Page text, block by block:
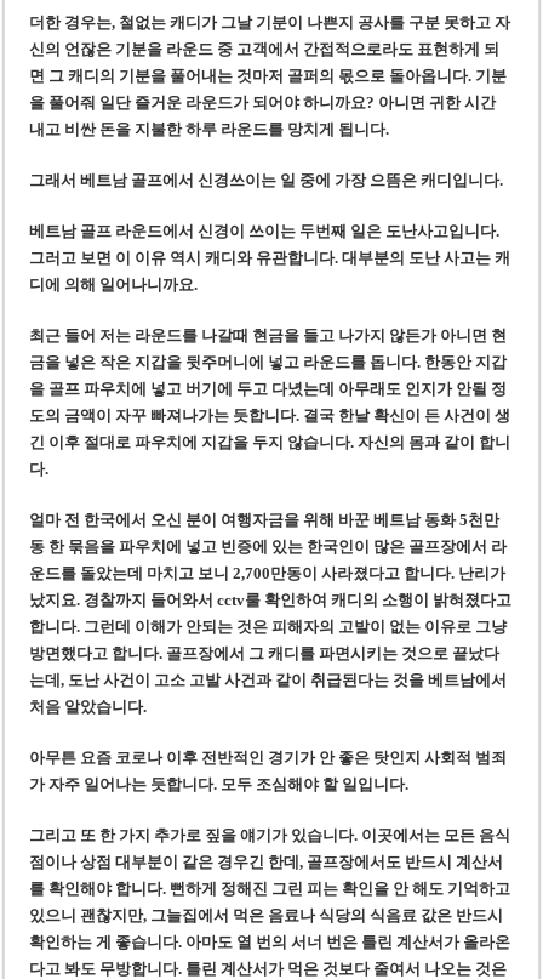
더한 경우는, 철없는 캐디가 그날 기분이 나쁜지 공사를 구분 못하고 자
신의 언잖은 기분을 라운드 중 고객에서 간접적으로라도 표현하게 되
면 그 캐디의 기분을 풀어내는 것마저 골퍼의 몫으로 돌아옵니다. 기분
을 풀어줘 일단 즐거운 라운드가 되어야 하니까요? 아니면 귀한 시간
내고 비싼 돈을 지불한 하루 라운드를 망치게 됩니다.
그래서 베트남 골프에서 신경쓰이는 일 중에 가장 으뜸은 캐디입니다.
베트남 골프 라운드에서 신경이 쓰이는 두번째 일은 도난사고입니다.
그러고 보면 이 이유 역시 캐디와 유관합니다. 대부분의 도난 사고는 캐
디에 의해 일어나니까요.
최근 들어 저는 라운드를 나갈때 현금을 들고 나가지 않든가 아니면 현
금을 넣은 작은 지갑을 뒷주머니에 넣고 라운드를 돕니다. 한동안 지갑
을 골프 파우치에 넣고 버기에 두고 다녔는데 아무래도 인지가 안될 정
도의 금액이 자꾸 빠져나가는 듯합니다. 결국 한날 확신이 든 사건이 생
긴 이후 절대로 파우치에 지갑을 두지 않습니다. 자신의 몸과 같이 합니
다.
얼마 전 한국에서 오신 분이 여행자금을 위해 바꾼 베트남 동화 5천만
동 한 묶음을 파우치에 넣고 빈증에 있는 한국인이 많은 골프장에서 라
운드를 돌았는데 마치고 보니 2,700만동이 사라졌다고 합니다. 난리가
났지요. 경찰까지 들어와서 cctv룰 확인하여 캐디의 소행이 밝혀졌다고
합니다. 그런데 이해가 안되는 것은 피해자의 고발이 없는 이유로 그냥
방면했다고 합니다. 골프장에서 그 캐디를 파면시키는 것으로 끝났다
는데, 도난 사건이 고소 고발 사건과 같이 취급된다는 것을 베트남에서
처음 알았습니다.
아무튼 요즘 코로나 이후 전반적인 경기가 안 좋은 탓인지 사회적 범죄
가 자주 일어나는 듯합니다. 모두 조심해야 할 일입니다.
그리고 또 한 가지 추가로 짚을 얘기가 있습니다. 이곳에서는 모든 음식
점이나 상점 대부분이 같은 경우긴 한데, 골프장에서도 반드시 계산서
를 확인해야 합니다. 뻔하게 정해진 그린 피는 확인을 안 해도 기억하고
있으니 괜찮지만, 그늘집에서 먹은 음료나 식당의 식음료 값은 반드시
확인하는 게 좋습니다. 아마도 열 번의 서너 번은 틀린 계산서가 올라온
다고 봐도 무방합니다. 틀린 계산서가 먹은 것보다 줄여서 나오는 것은